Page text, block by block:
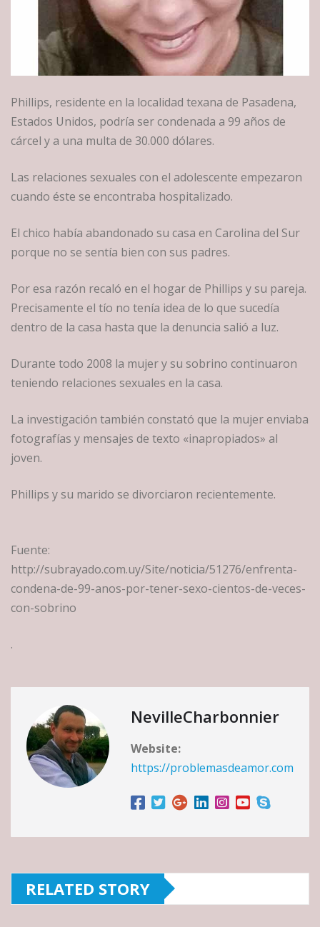
Phillips, residente en la localidad texana de Pasadena,
Estados Unidos, podría ser condenada a 99 años de
cárcel y a una multa de 30.000 dólares.
Las relaciones sexuales con el adolescente empezaron
cuando éste se encontraba hospitalizado.
El chico había abandonado su casa en Carolina del Sur
porque no se sentía bien con sus padres.
Por esa razón recaló en el hogar de Phillips y su pareja.
Precisamente el tío no tenía idea de lo que sucedía
dentro de la casa hasta que la denuncia salió a luz.
Durante todo 2008 la mujer y su sobrino continuaron
teniendo relaciones sexuales en la casa.
La investigación también constató que la mujer enviaba
fotografías y mensajes de texto «inapropiados» al
joven.
Phillips y su marido se divorciaron recientemente.
Fuente:
http://subrayado.com.uy/Site/noticia/51276/enfrenta-
condena-de-99-anos-por-tener-sexo-cientos-de-veces-
con-sobrino
.
NevilleCharbonnier
Website:
https://problemasdeamor.com
RELATED STORY